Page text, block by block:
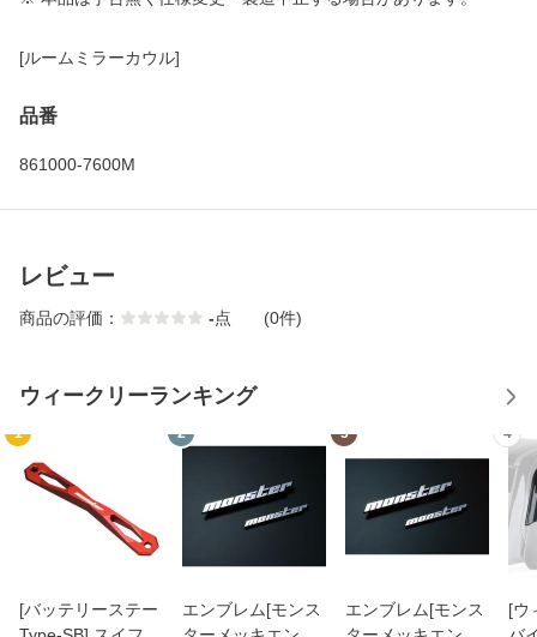
[ルームミラーカウル]
品番
861000-7600M
レビュー
商品の評価： -点 (0件)
ウィークリーランキング
1
[バッテリーステー
2
エンブレム[モンス
3
エンブレム[モンス
4
[ウ